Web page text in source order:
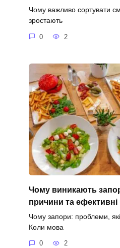
Чому важливо сортувати
зростають
0 2
Чому виникають
причини та ефективні
Чому запори: проблеми,
Коли мова
0 2